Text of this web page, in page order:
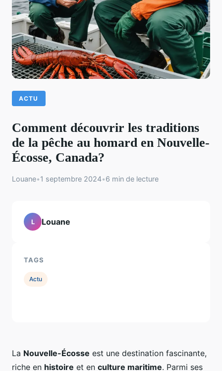
ACTU
Comment découvrir les traditions
de la pêche au homard en Nouvelle-
Écosse, Canada?
Louane•1 septembre 2024•6 min de lecture
La Nouvelle-Écosse est une destination fascinante,
riche en histoire et en culture maritime. Parmi ses
L Louane
TAGS
Actu